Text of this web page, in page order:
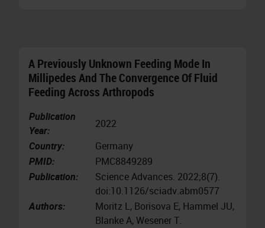
A Previously Unknown Feeding Mode In
Millipedes And The Convergence Of Fluid
Feeding Across Arthropods
Publication
Year:
2022
Country:
Germany
PMID:
PMC8849289
Publication:
Science Advances. 2022;8(7).
doi:10.1126/sciadv.abm0577
Authors:
Moritz L, Borisova E, Hammel JU,
Blanke A, Wesener T.